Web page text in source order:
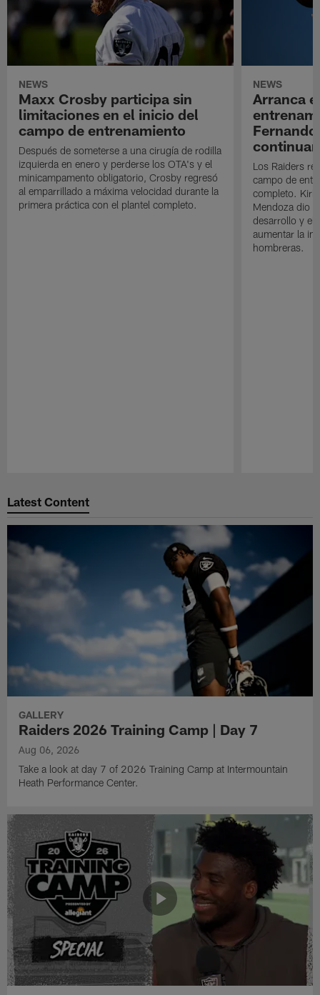
NEWS
Maxx Crosby participa sin
limitaciones en el inicio del
campo de entrenamiento
Después de someterse a una cirugía de rodilla
izquierda en enero y perderse los OTA's y el
minicampamento obligatorio, Crosby regresó
al emparrillado a máxima velocidad durante la
primera práctica con el plantel completo.
NEWS
Arranca
Los Raiders
campo de
completo. Kirk
Mendoza dio
desarrollo y el
aumentar la
hombreras.
Latest Content
GALLERY
Raiders 2026 Training Camp | Day 7
Aug 06, 2026
Take a look at day 7 of 2026 Training Camp at Intermountain
Heath Performance Center.